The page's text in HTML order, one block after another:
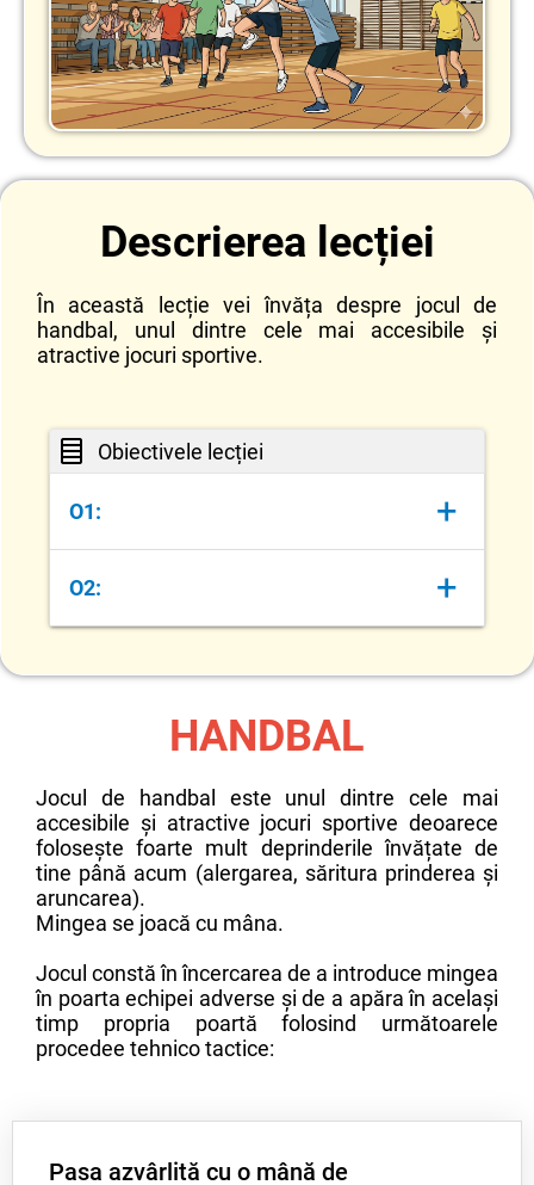
Descrierea lecției
În această lecție vei învăța despre jocul de
handbal, unul dintre cele mai accesibile şi
atractive jocuri sportive.
Obiectivele lecției
O1: +
Să identifice caracteristicile jocului de
handbal
O2: +
HANDBAL
Jocul de handbal este unul dintre cele mai
accesibile şi atractive jocuri sportive deoarece
folosește foarte mult deprinderile învățate de
tine până acum (alergarea, săritura prinderea şi
aruncarea).
Mingea se joacă cu mâna.
Jocul constă în încercarea de a introduce mingea
în poarta echipei adverse şi de a apăra în același
timp propria poartă folosind următoarele
procedee tehnico tactice:
Pasa azvârlită cu o mână de